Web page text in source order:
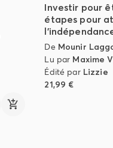
Investir pour
étapes pour
De Mounir
Lu par Maxime
Édité par Lizzie
21,99 €